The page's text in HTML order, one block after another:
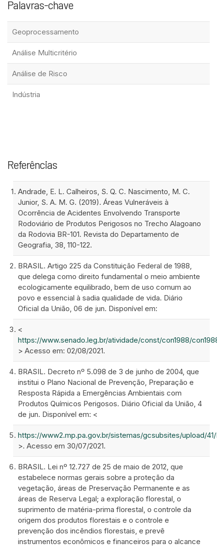
Palavras-chave
Geoprocessamento
Análise Multicritério
Análise de Risco
Indústria
Referências
Andrade, E. L. Calheiros, S. Q. C. Nascimento, M. C.
Junior, S. A. M. G. (2019). Áreas Vulneráveis à
Ocorrência de Acidentes Envolvendo Transporte
Rodoviário de Produtos Perigosos no Trecho Alagoano
da Rodovia BR-101. Revista do Departamento de
Geografia, 38, 110-122.
BRASIL. Artigo 225 da Constituição Federal de 1988,
que delega como direito fundamental o meio ambiente
ecologicamente equilibrado, bem de uso comum ao
povo e essencial à sadia qualidade de vida. Diário
Oficial da União, 06 de jun. Disponível em:
<
https://www.senado.leg.br/atividade/const/con1988/
> Acesso em: 02/08/2021.
BRASIL. Decreto nº 5.098 de 3 de junho de 2004, que
institui o Plano Nacional de Prevenção, Preparação e
Resposta Rápida a Emergências Ambientais com
Produtos Químicos Perigosos. Diário Oficial da União, 4
de jun. Disponível em: <
https://www2.mp.pa.gov.br/sistemas/gcsubsites/upload/
>. Acesso em 30/07/2021.
BRASIL. Lei nº 12.727 de 25 de maio de 2012, que
estabelece normas gerais sobre a proteção da
vegetação, áreas de Preservação Permanente e as
áreas de Reserva Legal; a exploração florestal, o
suprimento de matéria-prima florestal, o controle da
origem dos produtos florestais e o controle e
prevenção dos incêndios florestais, e prevê
instrumentos econômicos e financeiros para o alcance